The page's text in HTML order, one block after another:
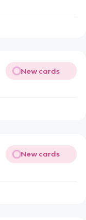
New cards
New cards